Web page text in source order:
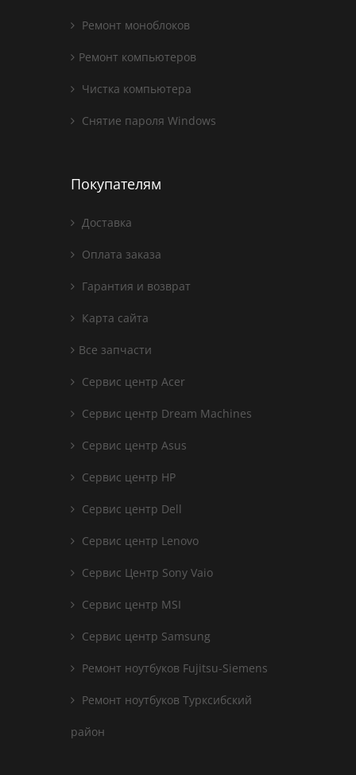
Ремонт моноблоков
Ремонт компьютеров
Чистка компьютера
Снятие пароля Windows
Покупателям
Доставка
Оплата заказа
Гарантия и возврат
Карта сайта
Все запчасти
Сервис центр Acer
Сервис центр Dream Machines
Сервис центр Asus
Сервис центр HP
Сервис центр Dell
Сервис центр Lenovo
Сервис Центр Sony Vaio
Сервис центр MSI
Сервис центр Samsung
Ремонт ноутбуков Fujitsu-Siemens
Ремонт ноутбуков Турксибский
район